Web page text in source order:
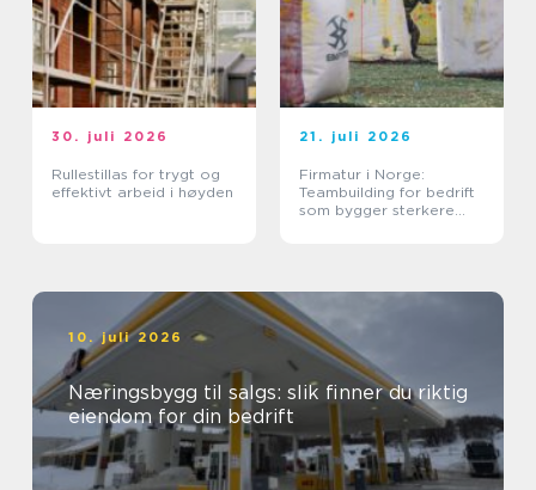
30. juli 2026
Rullestillas for trygt og
effektivt arbeid i høyden
21. juli 2026
Firmatur i Norge:
Teambuilding for bedrift
som bygger sterkere
10. juli 2026
Næringsbygg til salgs: slik finner du riktig
eiendom for din bedrift